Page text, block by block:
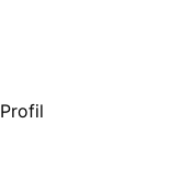
Profil